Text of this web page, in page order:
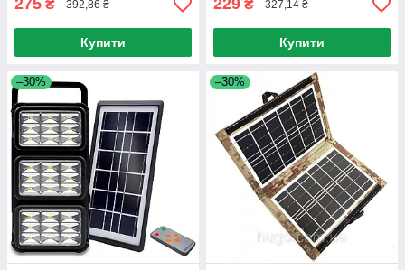
275 ₴ 392,86 ₴
Купити
229 ₴ 327,14 ₴
Купити
–30% –30%